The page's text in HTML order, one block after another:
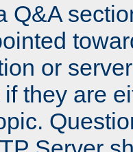
Q&A
or
they are